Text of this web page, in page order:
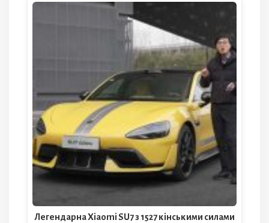
Легендарна Xiaomi SU7 з 1527 кінськими силами